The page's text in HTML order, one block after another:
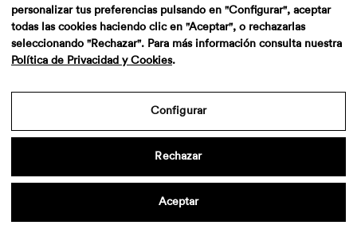
Politica de privacidad
personalizar tus preferencias pulsando en "Configurar", aceptar
todas las cookies haciendo clic en "Aceptar", o rechazarlas
seleccionando "Rechazar". Para más información consulta nuestra
Política de Privacidad y Cookies.
Configurar
Rechazar
Aceptar